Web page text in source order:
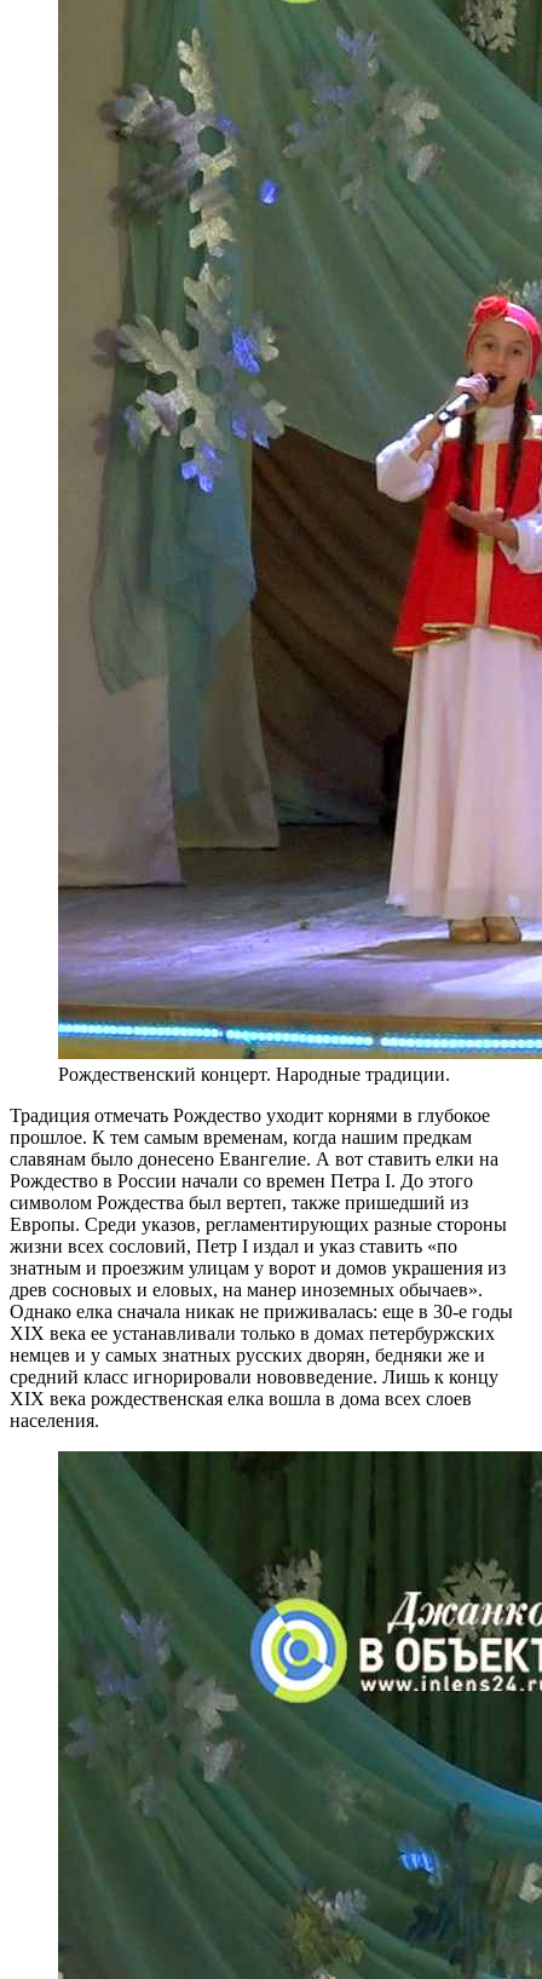
Рождественский концерт. Народные традиции.
Традиция отмечать Рождество уходит корнями в глубокое
прошлое. К тем самым временам, когда нашим предкам
славянам было донесено Евангелие. А вот ставить елки на
Рождество в России начали со времен Петра I. До этого
символом Рождества был вертеп, также пришедший из
Европы. Среди указов, регламентирующих разные стороны
жизни всех сословий, Петр I издал и указ ставить «по
знатным и проезжим улицам у ворот и домов украшения из
древ сосновых и еловых, на манер иноземных обычаев».
Однако елка сначала никак не приживалась: еще в 30-е годы
XIX века ее устанавливали только в домах петербуржских
немцев и у самых знатных русских дворян, бедняки же и
средний класс игнорировали нововведение. Лишь к концу
XIX века рождественская елка вошла в дома всех слоев
населения.